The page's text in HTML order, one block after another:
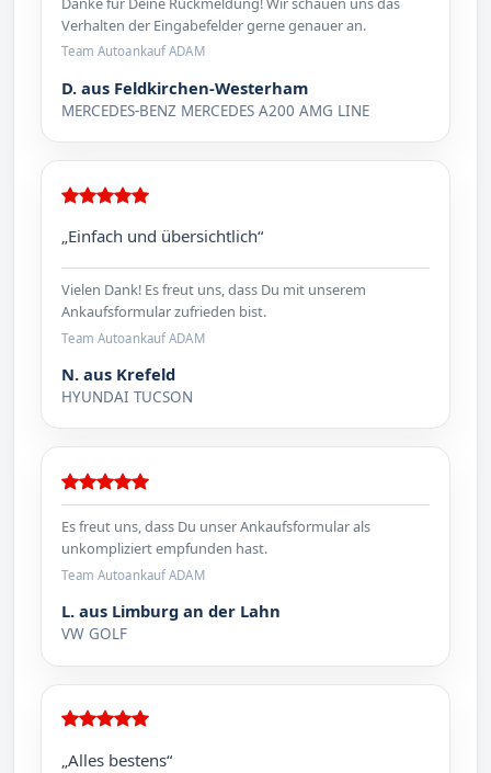
Verhalten der Eingabefelder gerne genauer an.
Team Autoankauf ADAM
D. aus Feldkirchen-Westerham
MERCEDES-BENZ MERCEDES A200 AMG LINE
„Einfach und übersichtlich“
Vielen Dank! Es freut uns, dass Du mit unserem
Ankaufsformular zufrieden bist.
Team Autoankauf ADAM
N. aus Krefeld
HYUNDAI TUCSON
Es freut uns, dass Du unser Ankaufsformular als
unkompliziert empfunden hast.
Team Autoankauf ADAM
L. aus Limburg an der Lahn
VW GOLF
„Alles bestens“